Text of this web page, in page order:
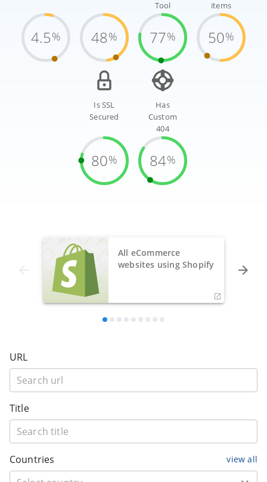
4.5% 48%
Tool
77%
items
50%
Is SSL
Secured
80%
Has
Custom
404
84%
All eCommerce
websites using Shopify
URL
Title
Countries view all